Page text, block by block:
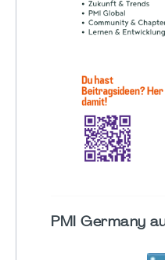
PMI Germany